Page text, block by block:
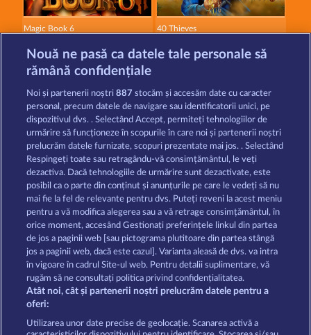
Magic Book 6 40 Thieves
Magic Book Horsemen
Termeni și condiții
Declarație de confidențialitate
Asistență tehnică Firmă
Întrebări frecvente Program de afiliere
Nouă ne pasă ca datele tale personale să
rămână confidențiale
Noi și partenerii noștri887 stocăm și accesăm date cu caracter
personal, precum datele de navigare sau identificatorii unici, pe
dispozitivul dvs. . Selectând Accept, permiteți tehnologiilor de
urmărire să funcționeze în scopurile în care noi și partenerii noștri
prelucrăm datele furnizate, scopuri prezentate mai jos. . Selectând
Respingeți toate sau retragându-vă consimțământul, le veți
dezactiva. Dacă tehnologiile de urmărire sunt dezactivate, este
posibil ca o parte din conținut și anunțurile pe care le vedeți să nu
mai fie la fel de relevante pentru dvs. Puteți reveni la acest meniu
pentru a vă modifica alegerea sau a vă retrage consimțământul, în
orice moment, accesând Gestionați preferințele linkul din partea
de jos a paginii web [sau pictograma plutitoare din partea stângă
jos a paginii web, dacă este cazul]. Varianta aleasă de dvs. va intra
în vigoare în cadrul Site-ul web. Pentru detalii suplimentare, vă
rugăm să ne consultați politica privind confidențialitatea.
Atât noi, cât și partenerii noștri prelucrăm datele pentru a
oferi:
Utilizarea unor date precise de geolocație. Scanarea activă a